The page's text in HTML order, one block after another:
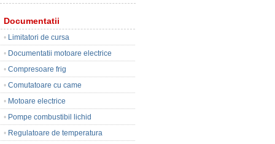
Documentatii
• Limitatori de cursa
• Documentatii motoare electrice
• Compresoare frig
• Comutatoare cu came
• Motoare electrice
• Pompe combustibil lichid
• Regulatoare de temperatura